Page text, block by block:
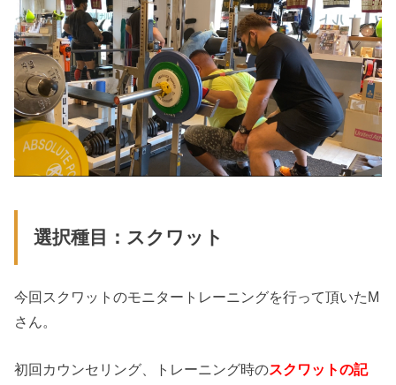
選択種目：スクワット
今回スクワットのモニタートレーニングを行って頂いたM
さん。
初回カウンセリング、トレーニング時のスクワットの記